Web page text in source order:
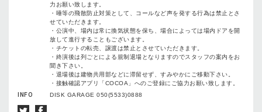
力お願い致します。
・唾等の飛散防止対策として、コールなど声を発する行為は禁止とさ
せていただきます。
・公演中、場内は常に換気状態を保ち、場合によっては場内ドアを開
放して進行することもございます。
・チケットの転売、譲渡は禁止とさせていただきます。
・終演後は列ごとによる規制退場となりますのでスタッフの案内をお
聞き下さい。
・退場後は建物共用部などに滞留せず、すみやかにご移動下さい。
・接触確認アプリ「COCOA」へのご登録にご協力お願い致します。
INFO
DISK GARAGE 050(5533)0888